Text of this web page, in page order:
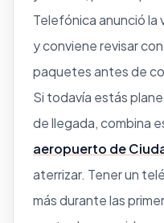
Telefónica anunció la
y conviene revisar
paquetes antes de
Si todavía estás
de llegada, combina
aeropuerto de
aterrizar. Tener un
más durante las